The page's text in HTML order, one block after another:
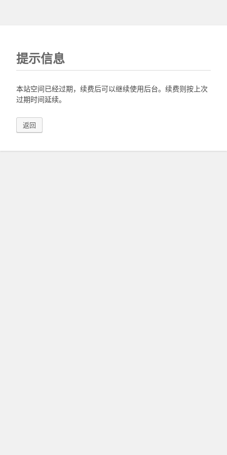
提示信息
本站空间已经过期，续费后可以继续使用后台。续费则按上次
过期时间延续。
返回